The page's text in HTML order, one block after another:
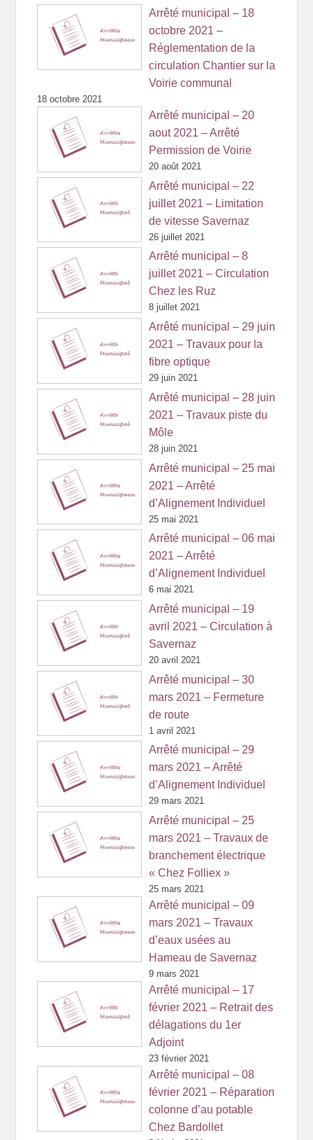
Arrêté municipal – 18
octobre 2021 –
Réglementation de la
circulation Chantier sur la
Voirie communal
18 octobre 2021
Arrêté municipal – 20
aout 2021 – Arrêté
Permission de Voirie
20 août 2021
Arrêté municipal – 22
juillet 2021 – Limitation
de vitesse Savernaz
26 juillet 2021
Arrêté municipal – 8
juillet 2021 – Circulation
Chez les Ruz
8 juillet 2021
Arrêté municipal – 29 juin
2021 – Travaux pour la
fibre optique
29 juin 2021
Arrêté municipal – 28 juin
2021 – Travaux piste du
Môle
28 juin 2021
Arrêté municipal – 25 mai
2021 – Arrêté
d’Alignement Individuel
25 mai 2021
Arrêté municipal – 06 mai
2021 – Arrêté
d’Alignement Individuel
6 mai 2021
Arrêté municipal – 19
avril 2021 – Circulation à
Savernaz
20 avril 2021
Arrêté municipal – 30
mars 2021 – Fermeture
de route
1 avril 2021
Arrêté municipal – 29
mars 2021 – Arrêté
d’Alignement Individuel
29 mars 2021
Arrêté municipal – 25
mars 2021 – Travaux de
branchement électrique
« Chez Folliex »
25 mars 2021
Arrêté municipal – 09
mars 2021 – Travaux
d’eaux usées au
Hameau de Savernaz
9 mars 2021
Arrêté municipal – 17
février 2021 – Retrait des
délagations du 1er
Adjoint
23 février 2021
Arrêté municipal – 08
février 2021 – Réparation
colonne d’au potable
Chez Bardollet